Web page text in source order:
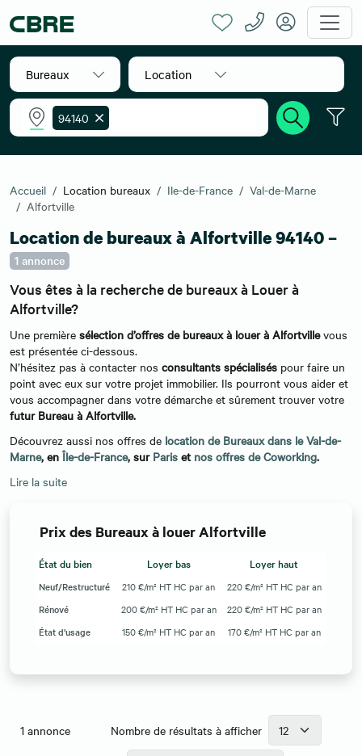
Bureaux Location
94140
Accueil Location bureaux Ile-de-France
Val-de-Marne
Alfortville
Location de bureaux à Alfortville 94140 –
1 annonce
Vous êtes à la recherche de bureaux à Louer à
Alfortville?
Une première sélection d’offres de bureaux à louer à Alfortvillevous
est présentée ci-dessous.
N’hésitez pas à contacter nos consultants spécialisés pour faire un
point avec eux sur votre projet immobilier. Ils pourront vous aider et
vous accompagner dans votre démarche et sûrement trouver votre
futur Bureau à Alfortville.
Découvrez aussi nos offres de location de Bureaux dans le Val-de-
Marne, enÎle-de-France, sur Paris et nos offres de Coworking.
Lire la suite
Prix des Bureaux à louer Alfortville
État du bien Loyer bas Loyer haut
Neuf/Restructuré 210 €/m² HT HC par an
220 €/m² HT HC par an
Rénové
200 €/m² HT HC par an
220 €/m² HT HC par an
État d'usage
150 €/m² HT HC par an 170 €/m² HT HC par an
1 annonce Nombre de résultats à afficher